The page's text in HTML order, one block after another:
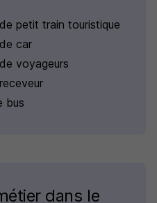
petit train touristique
car
voyageurs
bus
dans le